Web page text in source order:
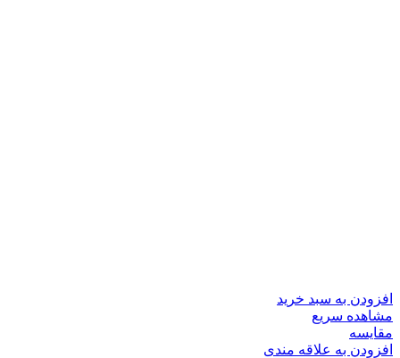
افزودن به سبد خرید
مشاهده سریع
مقایسه
افزودن به علاقه مندی